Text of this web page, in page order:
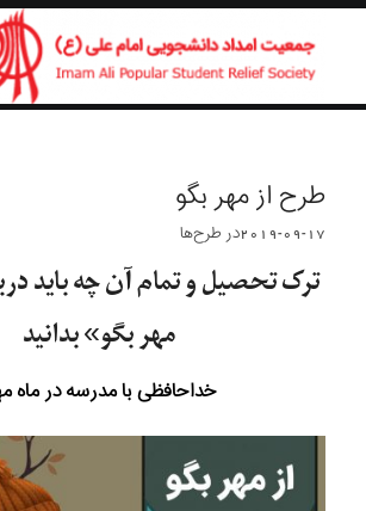
طرح از مهر بگو
2019-09-17درطرح‌ها
ترک تحصیل و تمام آن چه باید
مهر بگو» بدانید
خداحافظی با مدرسه در ماه